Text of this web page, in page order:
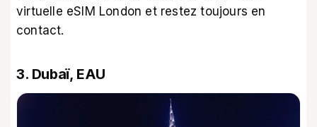
virtuelle eSIM London et restez toujours en
contact.
3. Dubaï, EAU